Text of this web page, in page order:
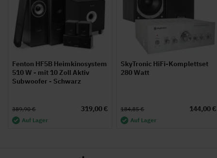
Fenton HF5B Heimkinosystem
510 W - mit 10 Zoll Aktiv
Subwoofer - Schwarz
319,00 €
389,90 €
Auf Lager
SkyTronic HiFi-Komplettset
280 Watt
144,00 €
184,85 €
Auf Lager